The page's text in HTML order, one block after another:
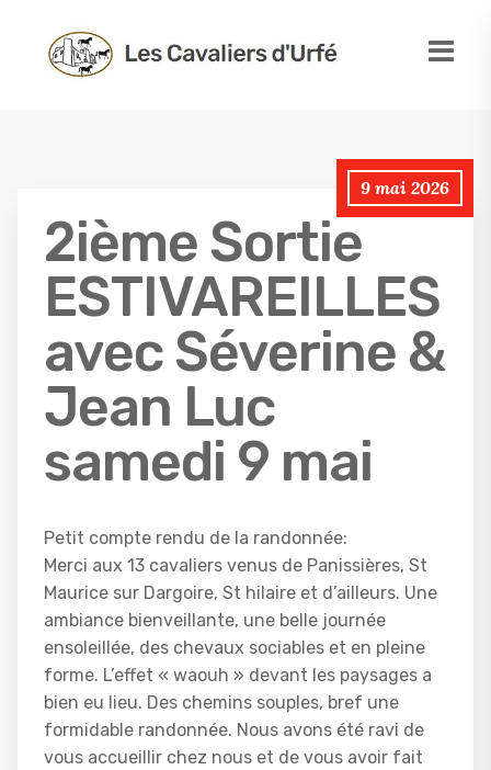
9 mai 2026
2ième Sortie
ESTIVAREILLES
avec Séverine &
Jean Luc
samedi 9 mai
Petit compte rendu de la randonnée:
Merci aux 13 cavaliers venus de Panissières, St
Maurice sur Dargoire, St hilaire et d’ailleurs. Une
ambiance bienveillante, une belle journée
ensoleillée, des chevaux sociables et en pleine
forme. L’effet « waouh » devant les paysages a
bien eu lieu. Des chemins souples, bref une
formidable randonnée. Nous avons été ravi de
vous accueillir chez nous et de vous avoir fait